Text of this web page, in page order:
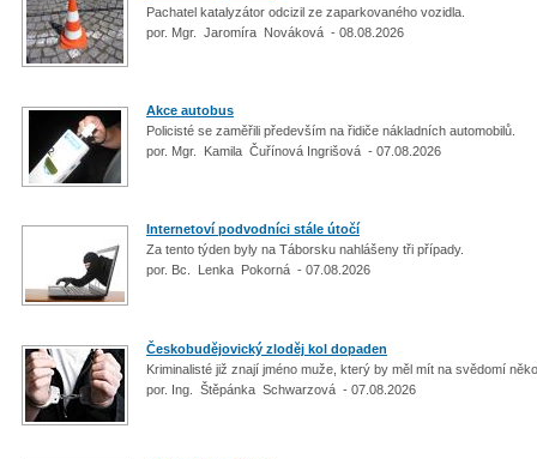
Pachatel katalyzátor odcizil ze zaparkovaného vozidla.
por. Mgr. Jaromíra Nováková - 08.08.2026
Akce autobus
Policisté se zaměřili především na řidiče nákladních automobilů.
por. Mgr. Kamila Čuřínová Ingrišová - 07.08.2026
Internetoví podvodníci stále útočí
Za tento týden byly na Táborsku nahlášeny tři případy.
por. Bc. Lenka Pokorná - 07.08.2026
Českobudějovický zloděj kol dopaden
Kriminalisté již znají jméno muže, který by měl mít na svědomí
por. Ing. Štěpánka Schwarzová - 07.08.2026